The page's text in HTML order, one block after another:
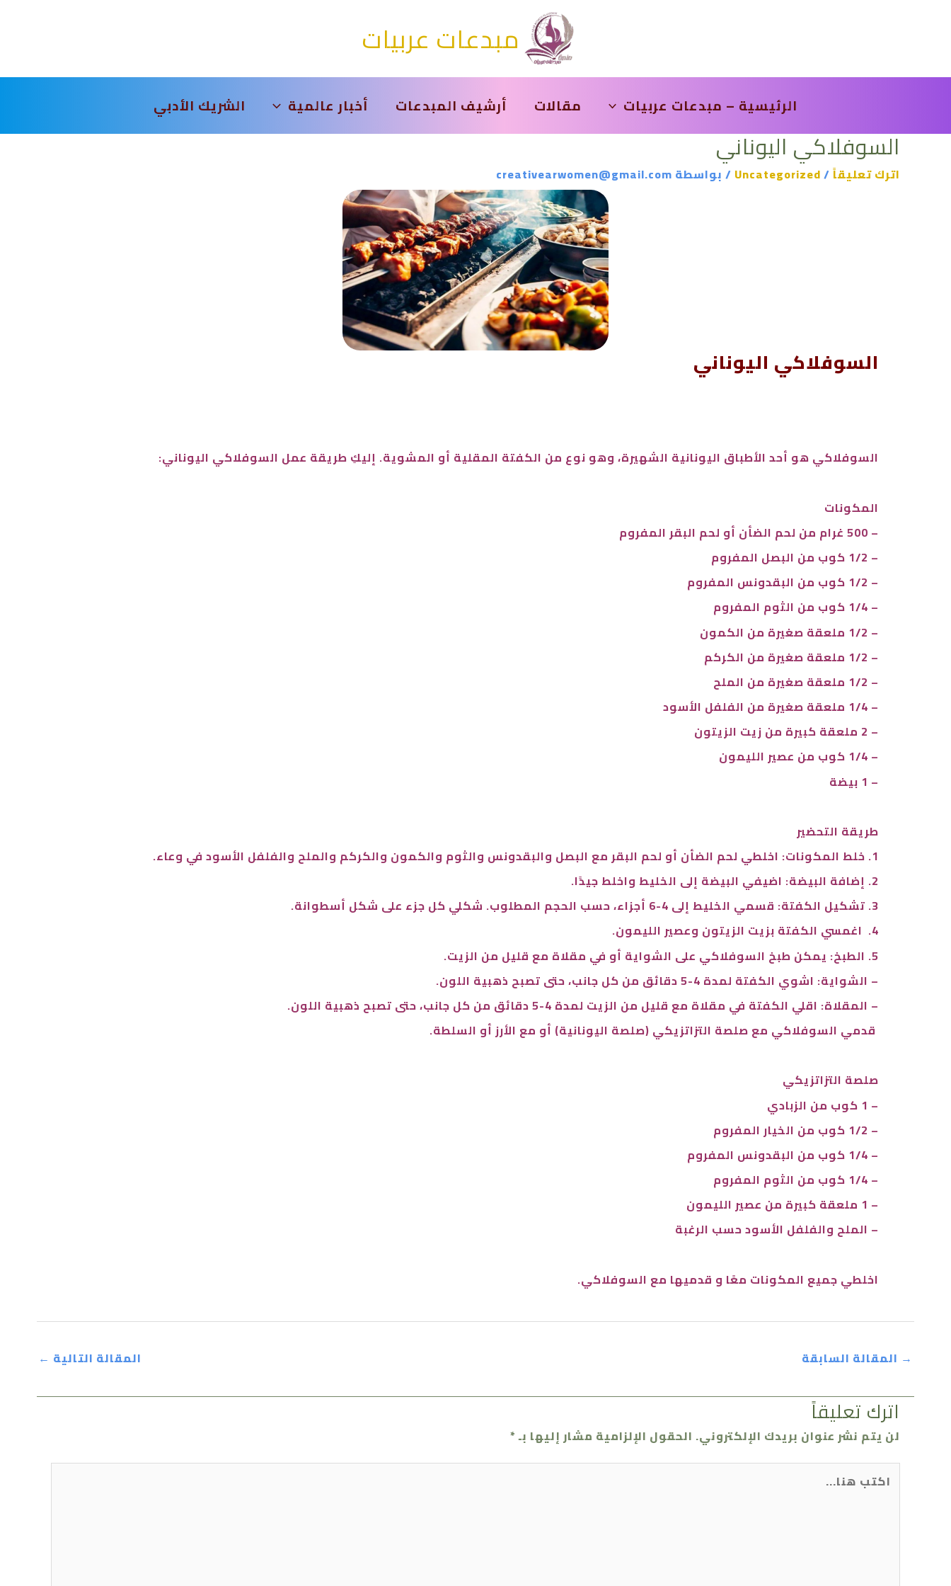
مبدعات عربيات
الرئيسية – مبدعات عربيات مقالات أرشيف المبدعات أخبار عالمية الشريك الأدبي
السوفلاكي اليوناني
اترك تعليقاً/
Uncategorized / بواسطة creativearwomen@gmail.com
السوفلاكي اليوناني
السوفلاكي هو أحد الأطباق اليونانية الشهيرة، وهو نوع من الكفتة المقلية أو المشوية. إليكِ طريقة عمل السوفلاكي اليوناني:
المكونات
– 500 غرام من لحم الضأن أو لحم البقر المفروم
– 1/2 كوب من البصل المفروم
– 1/2 كوب من البقدونس المفروم
– 1/4 كوب من الثوم المفروم
– 1/2 ملعقة صغيرة من الكمون
– 1/2 ملعقة صغيرة من الكركم
– 1/2 ملعقة صغيرة من الملح
– 1/4 ملعقة صغيرة من الفلفل الأسود
– 2 ملعقة كبيرة من زيت الزيتون
– 1/4 كوب من عصير الليمون
– 1 بيضة
طريقة التحضير
1. خلط المكونات: اخلطي لحم الضأن أو لحم البقر مع البصل والبقدونس والثوم والكمون والكركم والملح والفلفل الأسود في وعاء.
2. إضافة البيضة: اضيفي البيضة إلى الخليط واخلط جيدًا.
3. تشكيل الكفتة: قسمي الخليط إلى 4-6 أجزاء، حسب الحجم المطلوب. شكلي كل جزء على شكل أسطوانة.
4. اغمسي الكفتة بزيت الزيتون وعصير الليمون.
5. الطبخ: يمكن طبخ السوفلاكي على الشواية أو في مقلاة مع قليل من الزيت.
– الشواية: اشوي الكفتة لمدة 4-5 دقائق من كل جانب، حتى تصبح ذهبية اللون.
– المقلاة: اقلي الكفتة في مقلاة مع قليل من الزيت لمدة 4-5 دقائق من كل جانب، حتى تصبح ذهبية اللون.
قدمي السوفلاكي مع صلصة التزاتزيكي (صلصة اليونانية) أو مع الأرز أو السلطة.
صلصة التزاتزيكي
– 1 كوب من الزبادي
– 1/2 كوب من الخيار المفروم
– 1/4 كوب من البقدونس المفروم
– 1/4 كوب من الثوم المفروم
– 1 ملعقة كبيرة من عصير الليمون
– الملح والفلفل الأسود حسب الرغبة
اخلطي جميع المكونات معًا و قدميها مع السوفلاكي.
→ المقالة السابقة المقالة التالية ←
اترك تعليقاً
لن يتم نشر عنوان بريدك الإلكتروني. الحقول الإلزامية مشار إليها بـ*
اكتب
هنا...